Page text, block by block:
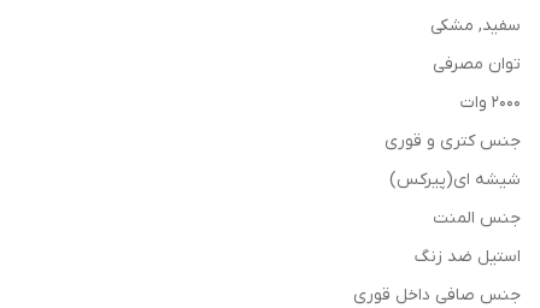
سفید, مشکی
توان مصرفی
۲۰۰۰ وات
جنس کتری و قوری
شیشه ای(پیرکس)
جنس المنت
استیل ضد زنگ
جنس صافی داخل قوری